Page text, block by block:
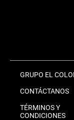
GRUPO EL
CONTÁCTANOS
TÉRMINOS Y
CONDICIONES